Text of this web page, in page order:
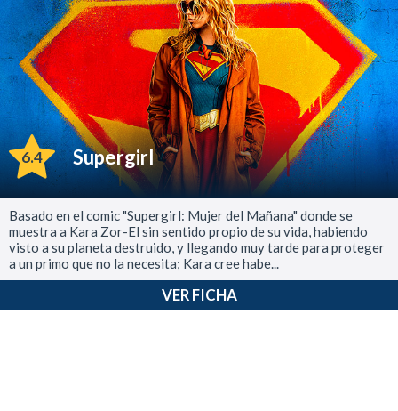
6.4 Supergirl
Basado en el comic "Supergirl: Mujer del Mañana" donde se
muestra a Kara Zor-El sin sentido propio de su vida, habiendo
visto a su planeta destruido, y llegando muy tarde para proteger
a un primo que no la necesita; Kara cree habe...
VER FICHA